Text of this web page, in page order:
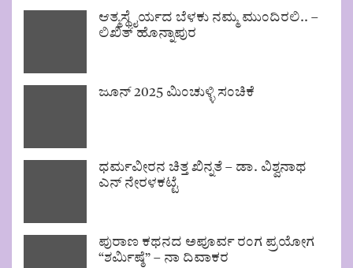
ಆತ್ಮಸ್ಥೈರ್ಯದ ಬೆಳಕು ನಮ್ಮ ಮುಂದಿರಲಿ.. –
ಲಿಖಿತ್ ಹೊನ್ನಾಪುರ
ಜೂನ್ 2025 ಮಿಂಚುಳ್ಳಿ ಸಂಚಿಕೆ
ಧರ್ಮವೀರನ ಚಿತ್ತ ಖಿನ್ನತೆ – ಡಾ. ವಿಶ್ವನಾಥ
ಎನ್ ನೇರಳಕಟ್ಟೆ
ಪುರಾಣ ಕಥನದ ಅಪೂರ್ವ ರಂಗ ಪ್ರಯೋಗ
“ಶರ್ಮಿಷ್ಠೆ” – ನಾ ದಿವಾಕರ